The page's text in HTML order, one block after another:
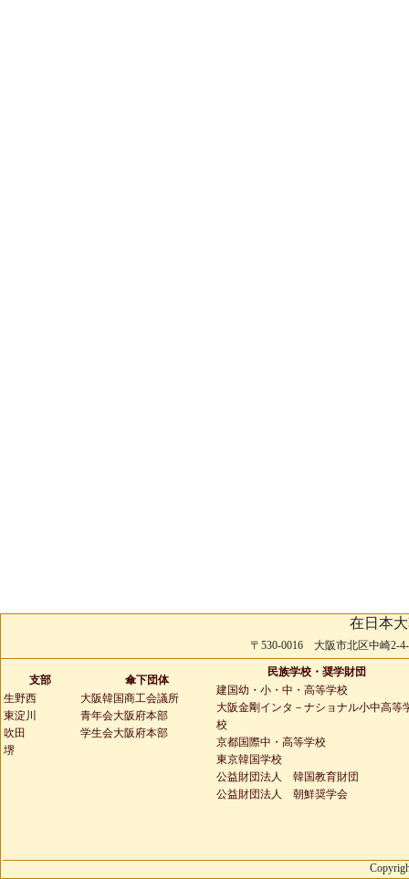
在日本
〒530-0016 大阪市北区中崎2-
支部
生野西
東淀川
吹田
堺
傘下団体
大阪韓国商工会議所
青年会大阪府本部
学生会大阪府本部
民族学校・奨学財団
建国幼・小・中・高等学校
大阪金剛インタ－ナショナル小中高等
校
京都国際中・高等学校
東京韓国学校
公益財団法人 韓国教育財団
公益財団法人 朝鮮奨学会